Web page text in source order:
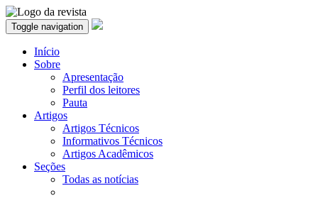
Toggle navigation
Início
Sobre
Apresentação
Perfil dos leitores
Pauta
Artigos
Artigos Técnicos
Informativos Técnicos
Artigos Acadêmicos
Seções
Todas as notícias